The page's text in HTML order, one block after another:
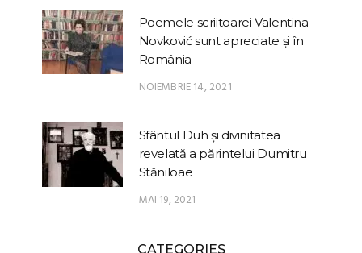
Poemele scriitoarei Valentina
Novković sunt apreciate și în
România
NOIEMBRIE 14, 2021
Sfântul Duh și divinitatea
revelată a părintelui Dumitru
Stăniloae
MAI 19, 2021
CATEGORIES